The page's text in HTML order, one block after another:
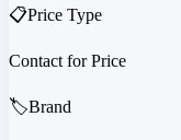
📋Price Type
Contact for Price
🏷️Brand